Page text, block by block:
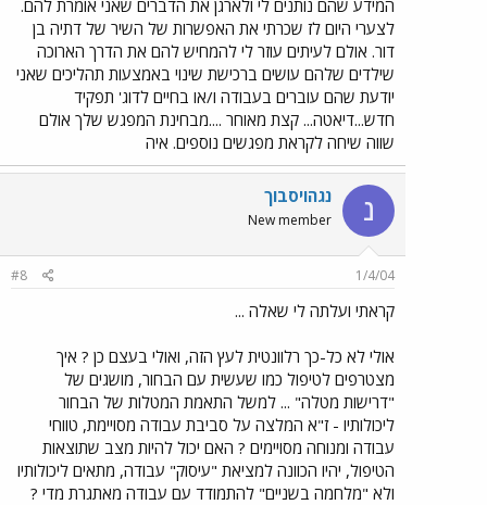
המידע שהם נותנים לי ולארגן את הדברים שאני אומרת להם.
לצערי היום לז שכרתי את האפשרות של השיר של דתיה בן
דור. אולם לעיתים עוזר לי להמחיש להם את הדרך הארוכה
שילדים שלהם עושים ברכישת שינוי באמצעות תהליכים שאני
יודעת שהם עוברים בעבודה ו/או בחיים לדוג' תפקיד
חדש...דיאטה... קצת מאוחר ....מבחינת המפגש שלך אולם
שווה שיחה לקראת מפגשים נוספים. איה
נ נגהויסבוך
New member
1/4/04
#8
קראתי ועלתה לי שאלה ...
אולי לא כל-כך רלוונטית לעץ הזה, ואולי בעצם כן ? איך
מצטרפים לטיפול כמו שעשית עם הבחור, מושגים של
"דרישות מטלה" ... למשל התאמת המטלות של הבחור
ליכולותיו - ז"א המלצה על סביבת עבודה מסויימת, טווחי
עבודה ומנוחה מסויימים ? האם יכול להיות מצב שתוצאות
הטיפול, יהיו הכוונה למציאת "עיסוק" עבודה, מתאים ליכולותיו
ולא "מלחמה בשניים" להתמודד עם עבודה מאתגרת מדי ?